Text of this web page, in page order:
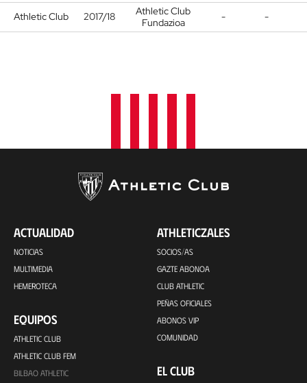
Athletic Club 2017/18
Athletic Club
Fundazioa
- -
ACTUALIDAD
NOTICIAS
MULTIMEDIA
HEMEROTECA
EQUIPOS
ATHLETIC CLUB
ATHLETIC CLUB FEM
BILBAO ATHLETIC
ATHLETICZALES
SOCIOS/AS
GAZTE ABONOA
CLUB ATHLETIC
PEÑAS OFICIALES
ABONOS VIP
COMUNIDAD
EL CLUB